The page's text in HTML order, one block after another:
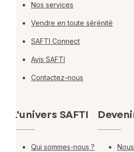
Nos services
Vendre en toute sérénité
SAFTI Connect
Avis SAFTI
Contactez-nous
L'univers SAFTI
Qui sommes-nous ?